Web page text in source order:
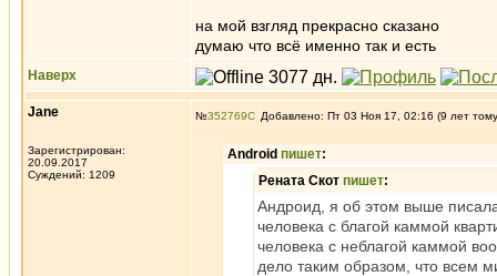
на мой взгляд прекрасно сказано
думаю что всё именно так и есть
Наверх
Jane
Зарегистрирован:
20.09.2017
Суждений: 1209
№352769 Добавлено: Пт 03 Ноя 17, 02:16 (9 лет
Android пишет:
Рената Скот пишет:
Андроид, я об этом выше
человека с благой каммой
человека с неблагой каммой
дело таким образом, что всем